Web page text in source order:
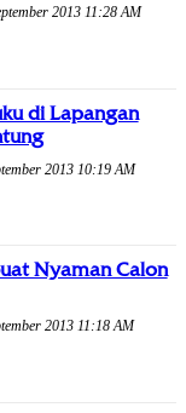
2013 11:28 AM
di Lapangan
2013 10:19 AM
Nyaman Calon
2013 11:18 AM